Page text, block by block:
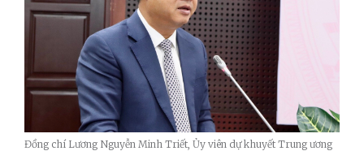
Đồng chí Lương Nguyễn Minh Triết, Ủy viên dự khuyết Trung ương